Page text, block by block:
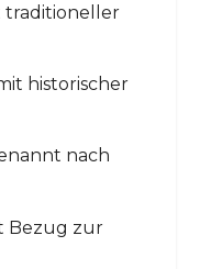
traditioneller
historischer
nach
Bezug zur